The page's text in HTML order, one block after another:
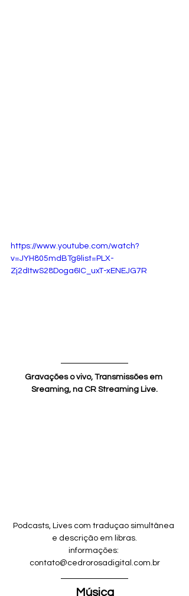
https://www.youtube.com/watch?
v=JYH805mdBTg&list=PLX-
Zj2dItwS28Doga6IC_uxT-xENEJG7R
Gravações o vivo, Transmissões em
Sreaming, na CR Streaming Live.
Podcasts, Lives com traduçao simultânea
e descrição em libras.
informações:
contato@cedrorosadigital.com.br
Música